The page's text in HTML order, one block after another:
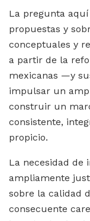
La pregunta
propuestas y
conceptuales y
a partir de la
mexicanas —y
impulsar un
construir un
consistente,
propicio.
La necesidad de
ampliamente
sobre la calidad
consecuente